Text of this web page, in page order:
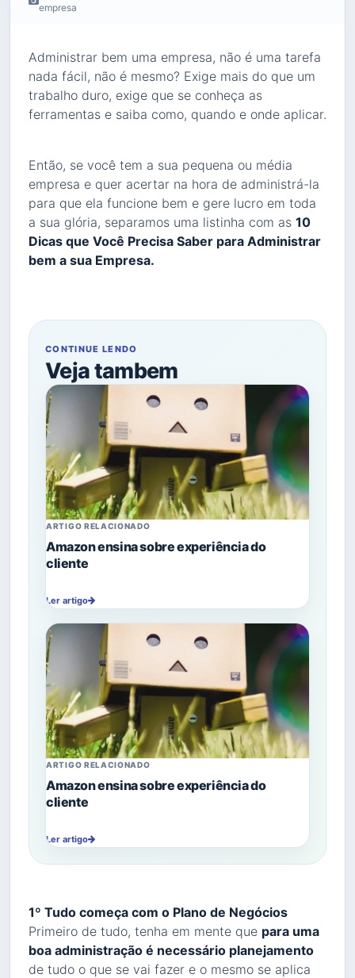
empresa
Administrar bem uma empresa, não é uma tarefa
nada fácil, não é mesmo? Exige mais do que um
trabalho duro, exige que se conheça as
ferramentas e saiba como, quando e onde aplicar.
Então, se você tem a sua pequena ou média
empresa e quer acertar na hora de administrá-la
para que ela funcione bem e gere lucro em toda
a sua glória, separamos uma listinha com as 10
Dicas que Você Precisa Saber para Administrar
bem a sua Empresa.
CONTINUE LENDO
Veja tambem
ARTIGO RELACIONADO
Amazon ensina sobre experiência do
cliente
Ler artigo
ARTIGO RELACIONADO
Amazon ensina sobre experiência do
cliente
Ler artigo
1º Tudo começa com o Plano de Negócios
Primeiro de tudo, tenha em mente que para uma
boa administração é necessário planejamento
de tudo o que se vai fazer e o mesmo se aplica